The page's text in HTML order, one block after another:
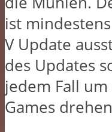
ist
V Update
des Updates
jedem Fall
Games